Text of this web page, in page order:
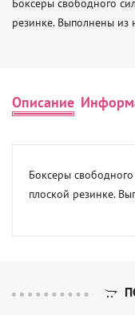
Боксеры свободного
резинке. Выполнены из
Описание
Боксеры
плоской резинке.